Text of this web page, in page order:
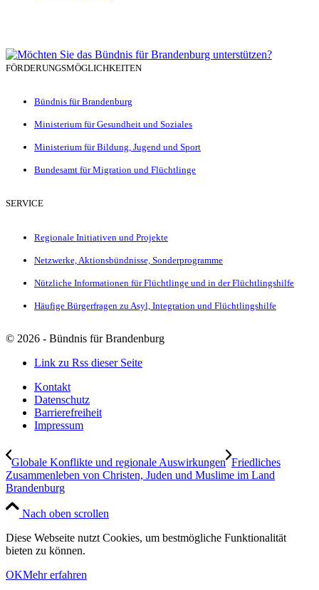
FÖRDERUNGSMÖGLICHKEITEN
Bündnis für Brandenburg
Ministerium für Gesundheit und Soziales
Ministerium für Bildung, Jugend und Sport
Bundesamt für Migration und Flüchtlinge
SERVICE
Regionale Initiativen und Projekte
Netzwerke, Aktionsbündnisse, Sonderprogramme
Nützliche Informationen für Flüchtlinge und in der Flüchtlingshilfe
Häufige Bürgerfragen zu Asyl, Integration und Flüchtlingshilfe
© 2026 - Bündnis für Brandenburg
Link zu Rss dieser Seite
Kontakt
Datenschutz
Barrierefreiheit
Impressum
Globale Konflikte und regionale Auswirkungen Friedliches
Zusammenleben von Christen, Juden und Muslime im Land
Brandenburg
Nach oben scrollen
Diese Webseite nutzt Cookies, um bestmögliche Funktionalität
bieten zu können.
OKMehr erfahren